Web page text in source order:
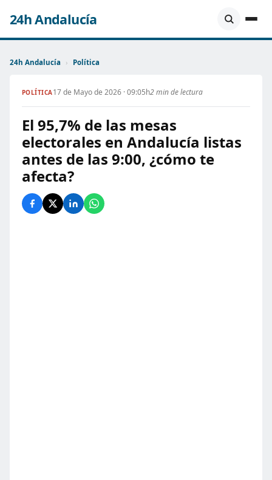
24h Andalucía
24h Andalucía › Política
POLÍTICA17 de Mayo de 2026 · 09:05h2 min de lectura
El 95,7% de las mesas
electorales en Andalucía listas
antes de las 9:00, ¿cómo te
afecta?